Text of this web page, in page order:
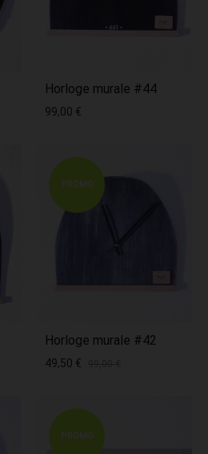
Horloge murale #44
99,00 €
PROMO
Horloge murale #42
49,50 €
PROMO